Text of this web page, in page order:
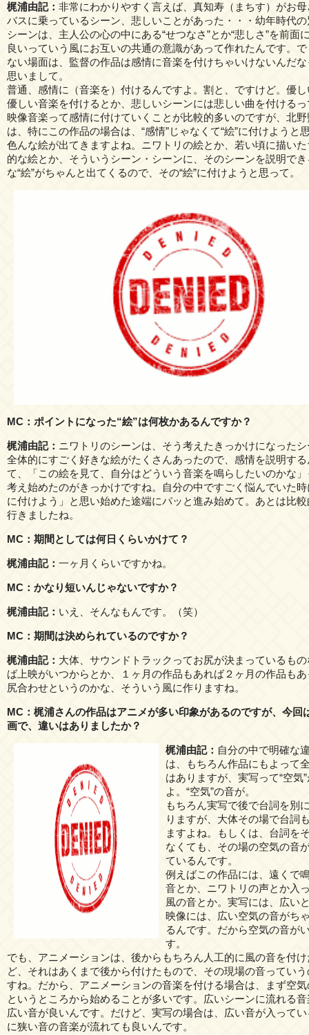
梶浦由記： 非常にわかりやすく言えば、真知寿（まちす）がお
バスに乗っているシーン、悲しいことがあった・・・幼年時代
シーンは、主人公の心の中にある“せつなさ”とか“悲しさ”を前面
良いっていう風にお互いの共通の意識があって作れたんです。
ない場面は、監督の作品は感情に音楽を付けちゃいけないんだ
思いまして。
普通、感情に（音楽を）付けるんですよ。割と、ですけど。優
優しい音楽を付けるとか、悲しいシーンには悲しい曲を付ける
映像音楽って感情に付けていくことが比較的多いのですが、北
は、特にこの作品の場合は、“感情”じゃなくて“絵”に付けようと
色んな絵が出てきますよね。ニワトリの絵とか、若い頃に描い
的な絵とか、そういうシーン・シーンに、そのシーンを説明で
な“絵”がちゃんと出てくるので、その“絵”に付けようと思って。
MC：ポイントになった“絵”は何枚かあるんですか？
梶浦由記： ニワトリのシーンは、そう考えたきっかけになった
全体的にすごく好きな絵がたくさんあったので、感情を説明す
て、「この絵を見て、自分はどういう音楽を鳴らしたいのかな
考え始めたのがきっかけですね。自分の中ですごく悩んでいた
に付けよう」と思い始めた途端にパッと進み始めて。あとは比
行きましたね。
MC：期間としては何日くらいかけて？
梶浦由記： 一ヶ月くらいですかね。
MC：かなり短いんじゃないですか？
梶浦由記： いえ、そんなもんです。（笑）
MC：期間は決められているのですか？
梶浦由記： 大体、サウンドトラックってお尻が決まっているも
ば上映がいつからとか、１ヶ月の作品もあれば２ヶ月の作品も
尻合わせというのかな、そういう風に作りますね。
MC：梶浦さんの作品はアニメが多い印象があるのですが、今回
画で、違いはありましたか？
梶浦由記： 自分の中で明確な
は、もちろん作品にもよって
はありますが、実写って“空気
よ。“空気”の音が。
もちろん実写で後で台詞を別
りますが、大体その場で台詞
ますよね。もしくは、台詞を
なくても、その場の空気の音
ているんです。
例えばこの作品には、遠くで
音とか、ニワトリの声とか入
風の音とか。実写には、広い
映像には、広い空気の音がち
るんです。だから空気の音が
す。
でも、アニメーションは、後からもちろん人工的に風の音を付
ど、それはあくまで後から付けたもので、その現場の音ってい
すね。だから、アニメーションの音楽を付ける場合は、まず空
というところから始めることが多いです。広いシーンに流れる
広い音が良いんです。だけど、実写の場合は、広い音が入って
に狭い音の音楽が流れても良いんです。